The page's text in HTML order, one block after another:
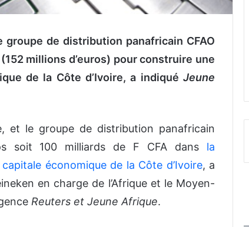
de distribution panafricain CFAO
millions d’euros) pour construire une
de la Côte d’Ivoire, a indiqué Jeune
et le groupe de distribution panafricain
soit 100 milliards de F CFA dans la
économique de la Côte d’Ivoire, a
en charge de l’Afrique et le Moyen-
Reuters et Jeune Afrique.